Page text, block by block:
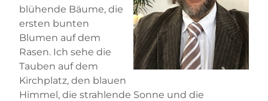
blühende Bäume, die
ersten bunten
Blumen auf dem
Rasen. Ich sehe die
Tauben auf dem
Kirchplatz, den blauen
Himmel, die strahlende Sonne und die